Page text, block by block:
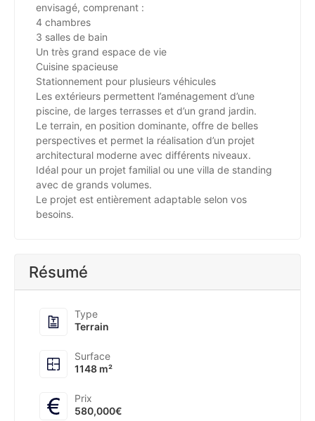
envisagé, comprenant :
4 chambres
3 salles de bain
Un très grand espace de vie
Cuisine spacieuse
Stationnement pour plusieurs véhicules
Les extérieurs permettent l’aménagement d’une
piscine, de larges terrasses et d’un grand jardin.
Le terrain, en position dominante, offre de belles
perspectives et permet la réalisation d’un projet
architectural moderne avec différents niveaux.
Idéal pour un projet familial ou une villa de standing
avec de grands volumes.
Le projet est entièrement adaptable selon vos
besoins.
Résumé
Type
Terrain
Surface
1148 m²
Prix
580,000€